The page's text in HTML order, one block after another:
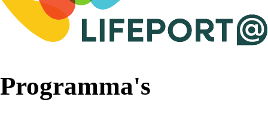
Programma's